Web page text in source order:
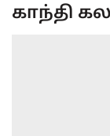
காந்தி